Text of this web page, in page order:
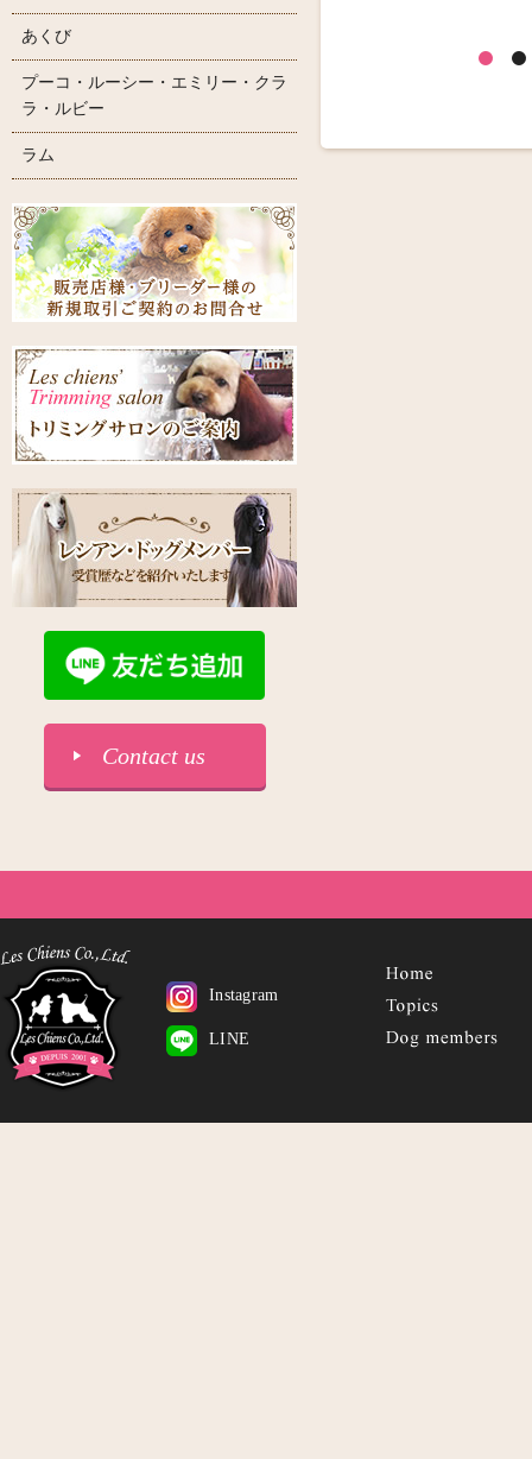
あくび
プーコ・ルーシー・エミリー・クラ
ラ・ルビー
ラム
Contact us
Instagram
LINE